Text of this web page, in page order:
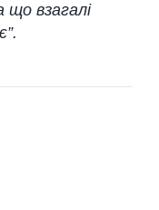
що взагалі